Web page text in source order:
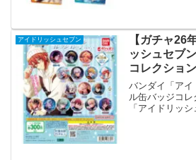
アイドリッシュセブン
【ガチャ26
ッシュセブ
コレクショ
イ】
バンダイ「ア
ル缶バッジコ
「アイドリッ